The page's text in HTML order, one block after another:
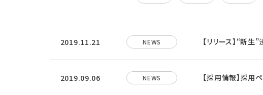
2019.11.21 NEWS 【リリース】“新
2019.09.06 NEWS 【採用情報】採用